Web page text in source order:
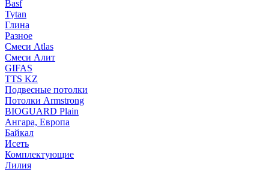
Basf
Tytan
Глина
Разное
Смеси Atlas
Смеси Алит
GIFAS
TTS KZ
Подвесные потолки
Потолки Armstrong
BIOGUARD Plain
Ангара, Европа
Байкал
Исеть
Комплектующие
Лилия